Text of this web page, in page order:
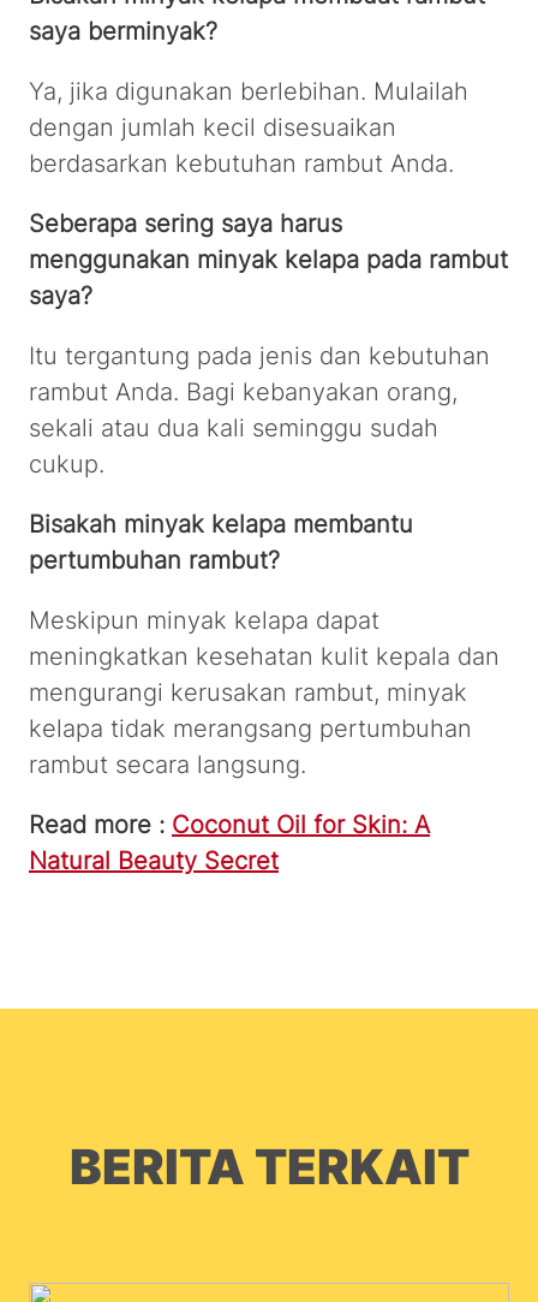
saya berminyak?
Ya, jika digunakan berlebihan. Mulailah
dengan jumlah kecil disesuaikan
berdasarkan kebutuhan rambut Anda.
Seberapa sering saya harus
menggunakan minyak kelapa pada rambut
saya?
Itu tergantung pada jenis dan kebutuhan
rambut Anda. Bagi kebanyakan orang,
sekali atau dua kali seminggu sudah
cukup.
Bisakah minyak kelapa membantu
pertumbuhan rambut?
Meskipun minyak kelapa dapat
meningkatkan kesehatan kulit kepala dan
mengurangi kerusakan rambut, minyak
kelapa tidak merangsang pertumbuhan
rambut secara langsung.
Read more : Coconut Oil for Skin: A
Natural Beauty Secret
BERITA TERKAIT